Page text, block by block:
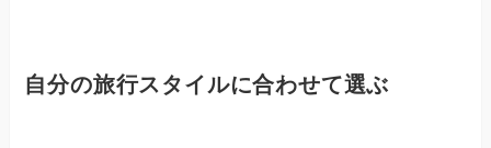
自分の旅行スタイルに合わせて選ぶ